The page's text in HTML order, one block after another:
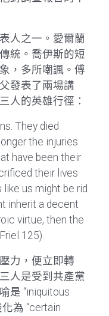
人之一。愛爾蘭
統。喬伊斯的短
，多所嘲諷。傅
發表了兩場講
人的英雄行徑：
They died
the injuries
have been their
their lives
us might be rid
inherit a decent
virtue, then the
125).
力，便立即轉
人是受到共產黨
是 “iniquitous
為 “certain